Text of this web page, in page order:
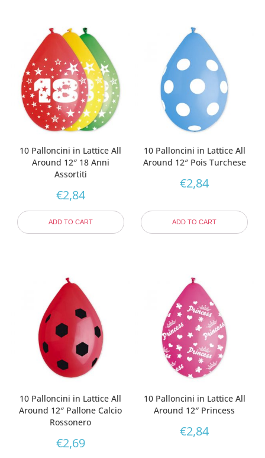
10 Palloncini in Lattice All
Around 12″ 18 Anni
Assortiti
€2,84
ADD TO CART
10 Palloncini in Lattice All
Around 12″ Pois Turchese
€2,84
ADD TO CART
10 Palloncini in Lattice All
Around 12″ Pallone Calcio
Rossonero
€2,69
10 Palloncini in Lattice All
Around 12″ Princess
€2,84